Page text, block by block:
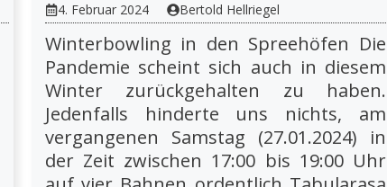
4. Februar 2024 Bertold Hellriegel
Winterbowling in den Spreehöfen Die
Pandemie scheint sich auch in diesem
Winter zurückgehalten zu haben.
Jedenfalls hinderte uns nichts, am
vergangenen Samstag (27.01.2024) in
der Zeit zwischen 17:00 bis 19:00 Uhr